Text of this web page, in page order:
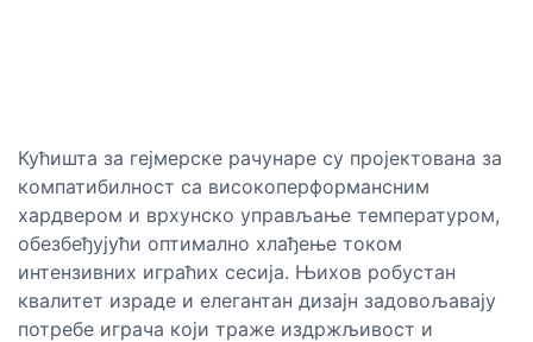
Кућишта за гејмерске рачунаре су пројектована за
компатибилност са високоперформансним
хардвером и врхунско управљање температуром,
обезбеђујући оптимално хлађење током
интензивних играћих сесија. Њихов робустан
квалитет израде и елегантан дизајн задовољавају
потребе играча који траже издржљивост и